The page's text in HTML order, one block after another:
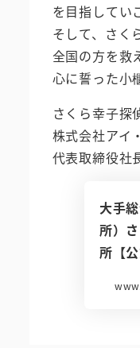
を目指してい
そして、さく
全国の方を救
心に誓った小
さくら幸子探
株式会社アイ
代表取締役
大手
所）
所【公